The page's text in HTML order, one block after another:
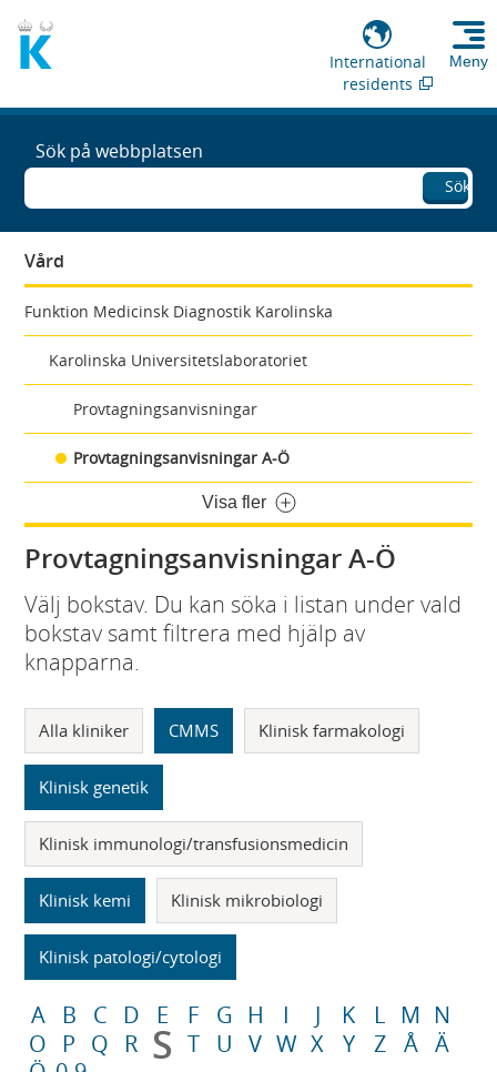
International
residents
Meny
Sök på webbplatsen
Sök
Vård
Funktion Medicinsk Diagnostik Karolinska
Karolinska Universitetslaboratoriet
Provtagningsanvisningar
Provtagningsanvisningar A-Ö
Visa fler
Provtagningsanvisningar A-Ö
Välj bokstav. Du kan söka i listan under vald
bokstav samt filtrera med hjälp av
knapparna.
Alla kliniker CMMS Klinisk farmakologi
Klinisk genetik
Klinisk immunologi/transfusionsmedicin
Klinisk kemi Klinisk mikrobiologi
Klinisk patologi/cytologi
A B C D E F G H I J K L M N
O
P Q R S T U V W X Y Z Å Ä